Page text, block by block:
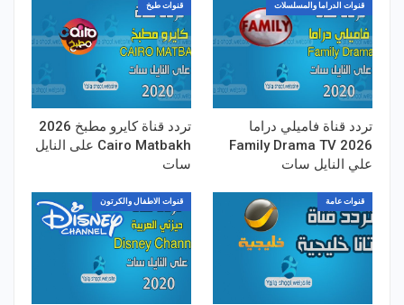
قنوات الدراما والمسلسلات
تردد قناة فاميلي دراما
Family Drama TV 2026
علي النايل سات
قنوات طبخ
تردد قناة كايرو مطبخ 2026
Cairo Matbakh على النايل
سات
قنوات عامة قنوات الاطفال والكرتون